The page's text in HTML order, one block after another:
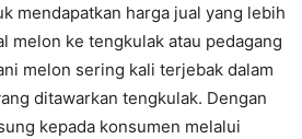
mendapatkan harga jual yang lebih
melon ke tengkulak atau pedagang
melon sering kali terjebak dalam
ditawarkan tengkulak. Dengan
kepada konsumen melalui